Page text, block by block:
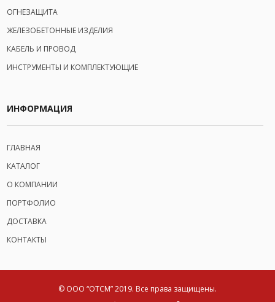
ОГНЕЗАЩИТА
ЖЕЛЕЗОБЕТОННЫЕ ИЗДЕЛИЯ
КАБЕЛЬ И ПРОВОД
ИНСТРУМЕНТЫ И КОМПЛЕКТУЮЩИЕ
ИНФОРМАЦИЯ
ГЛАВНАЯ
КАТАЛОГ
О КОМПАНИИ
ПОРТФОЛИО
ДОСТАВКА
КОНТАКТЫ
© ООО “ОТСМ” 2019. Все права защищены.